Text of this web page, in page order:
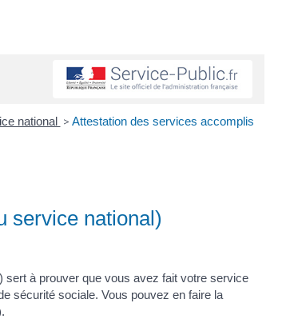
national > Attestation des services accomplis
service national)
) sert à prouver que vous avez fait votre service
sécurité sociale. Vous pouvez en faire la